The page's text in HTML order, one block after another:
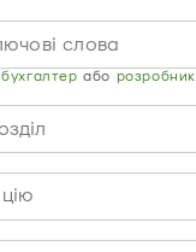
бухгалтер або розробник